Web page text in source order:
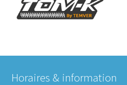
Horaires & information